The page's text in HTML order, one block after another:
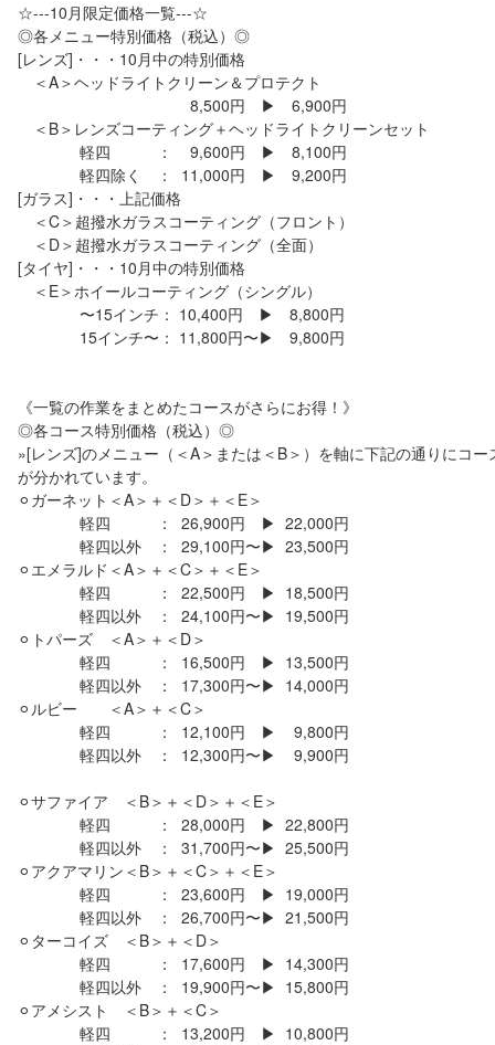
☆---10月限定価格一覧---☆
◎各メニュー特別価格（税込）◎
[レンズ]・・・10月中の特別価格
＜A＞ヘッドライトクリーン＆プロテクト
8,500円　▶︎　6,900円
＜B＞レンズコーティング＋ヘッドライトクリーンセット
軽四　　　：    9,600円　▶︎　8,100円
軽四除く　：  11,000円　▶︎　9,200円
[ガラス]・・・上記価格
＜C＞超撥水ガラスコーティング（フロント）
＜D＞超撥水ガラスコーティング（全面）
[タイヤ]・・・10月中の特別価格
＜E＞ホイールコーティング（シングル）
〜15インチ： 10,400円　▶︎　8,800円
15インチ〜： 11,800円〜▶︎　9,800円
《一覧の作業をまとめたコースがさらにお得！》
◎各コース特別価格（税込）◎
»[レンズ]のメニュー（＜A＞または＜B＞）を軸に下記の通りにコー
が分かれています。
⚪︎ガーネット＜A＞＋＜D＞＋＜E＞
軽四　　　：  26,900円　▶︎  22,000円
軽四以外　：  29,100円〜▶︎  23,500円
⚪︎エメラルド＜A＞＋＜C＞＋＜E＞
軽四　　　：  22,500円　▶︎  18,500円
軽四以外　：  24,100円〜▶︎  19,500円
⚪︎トパーズ　＜A＞＋＜D＞
軽四　　　：  16,500円　▶︎  13,500円
軽四以外　：  17,300円〜▶︎  14,000円
⚪︎ルビー　　＜A＞＋＜C＞
軽四　　　：  12,100円　▶︎    9,800円
軽四以外　：  12,300円〜▶︎    9,900円
⚪︎サファイア　＜B＞＋＜D＞＋＜E＞
軽四　　　：  28,000円　▶︎  22,800円
軽四以外　：  31,700円〜▶︎  25,500円
⚪︎アクアマリン＜B＞＋＜C＞＋＜E＞
軽四　　　：  23,600円　▶︎  19,000円
軽四以外　：  26,700円〜▶︎  21,500円
⚪︎ターコイズ　＜B＞＋＜D＞
軽四　　　：  17,600円　▶︎  14,300円
軽四以外　：  19,900円〜▶︎  15,800円
⚪︎アメシスト　＜B＞＋＜C＞
軽四　　　：  13,200円　▶︎  10,800円